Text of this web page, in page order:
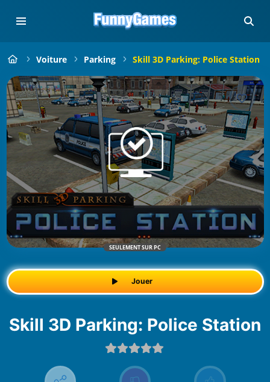
Voiture Parking Skill 3D Parking: Police Station
SEULEMENT SUR PC
Jouer
Skill 3D Parking: Police Station